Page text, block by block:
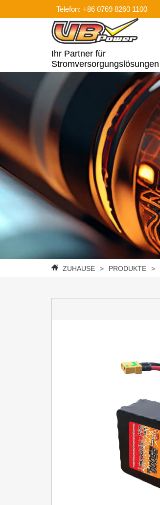
Telefon: +86 0769 8260 1100
Ihr Partner für
Stromversorgungslösungen
ZUHAUSE > PRODUKTE >